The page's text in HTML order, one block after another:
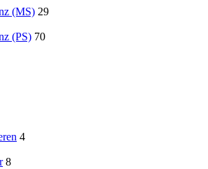
(MS) 29
(PS) 70
4
8